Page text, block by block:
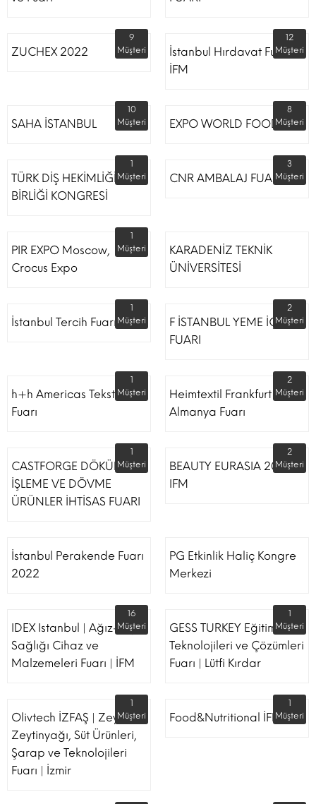
ZUCHEX 2022
9
Müşteri
İstanbul Hırdavat Fuarı
İFM
12
Müşteri
SAHA İSTANBUL
10
Müşteri
EXPO WORLD FOOD
8
Müşteri
TÜRK DİŞ HEKİMLİĞİ
BİRLİĞİ KONGRESİ
1
Müşteri
CNR AMBALAJ FUARI
3
Müşteri
PIR EXPO Moscow,
Crocus Expo
1
Müşteri
KARADENİZ TEKNİK
ÜNİVERSİTESİ
İstanbul Tercih Fuarı
1
Müşteri
F İSTANBUL YEME İÇME
FUARI
2
Müşteri
h+h Americas Tekstil
Fuarı
1
Müşteri
Heimtextil Frankfurt
Almanya Fuarı
2
Müşteri
CASTFORGE DÖKÜM,
İŞLEME VE DÖVME
ÜRÜNLER İHTİSAS FUARI
1
Müşteri
BEAUTY EURASIA 2022
IFM
2
Müşteri
İstanbul Perakende Fuarı
2022
PG Etkinlik Haliç Kongre
Merkezi
IDEX Istanbul | Ağız-Diş
Sağlığı Cihaz ve
Malzemeleri Fuarı | İFM
16
Müşteri
GESS TURKEY Eğitim
Teknolojileri ve Çözümleri
Fuarı | Lütfi Kırdar
1
Müşteri
Olivtech İZFAŞ | Zeytin,
Zeytinyağı, Süt Ürünleri,
Şarap ve Teknolojileri
Fuarı | İzmir
1
Müşteri
Food&Nutritional İFM
1
Müşteri